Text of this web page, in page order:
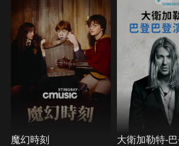
魔幻時刻
大衛加勒特-